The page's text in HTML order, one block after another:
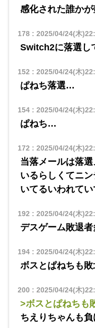
感化された誰か
178: 2025/04/24(木
Switch2に落選し
152 : 2025/04/24(木
ぱねち落選…
154: 2025/04/24(木
ぱねち…
172 : 2025/04/24(木
当落メールは落
いるらしくてニ
いてるいわれて
192 : 2025/04/24(木
デスゲーム敗退
194: 2025/04/24(木
ボスとぱねちも敗
200 : 2025/04/24(木
>ボスとぱねちも
ちえりちゃんも